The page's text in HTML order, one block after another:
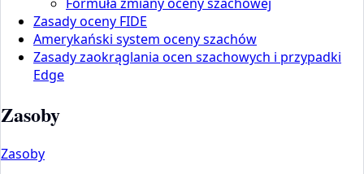
Zasady oceny FIDE
Amerykański system oceny szachów
Zasady zaokrąglania ocen szachowych i przypadki
Edge
Zasoby
Zasoby